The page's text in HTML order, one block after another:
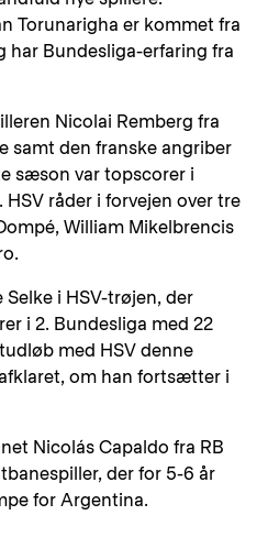
Torunarigha er kommet fra
har Bundesliga-erfaring fra
Nicolai Remberg fra
samt den franske angriber
sæson var topscorer i
råder i forvejen over tre
William Mikelbrencis
Selke i HSV-trøjen, der
i 2. Bundesliga med 22
med HSV denne
om han fortsætter i
Nicolás Capaldo fra RB
der for 5-6 år
for Argentina.